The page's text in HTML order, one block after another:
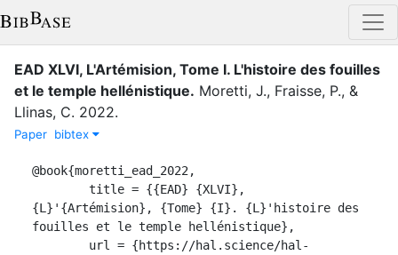
EAD XLVI, L'Artémision, Tome I. L'histoire des fouilles
et le temple hellénistique. Moretti, J., Fraisse, P., &
Llinas, C. 2022.
Paper bibtex
@book{moretti_ead_2022,
{L}'{Artémision}, {Tome} {I}. {L}'histoire des
fouilles et le temple hellénistique},